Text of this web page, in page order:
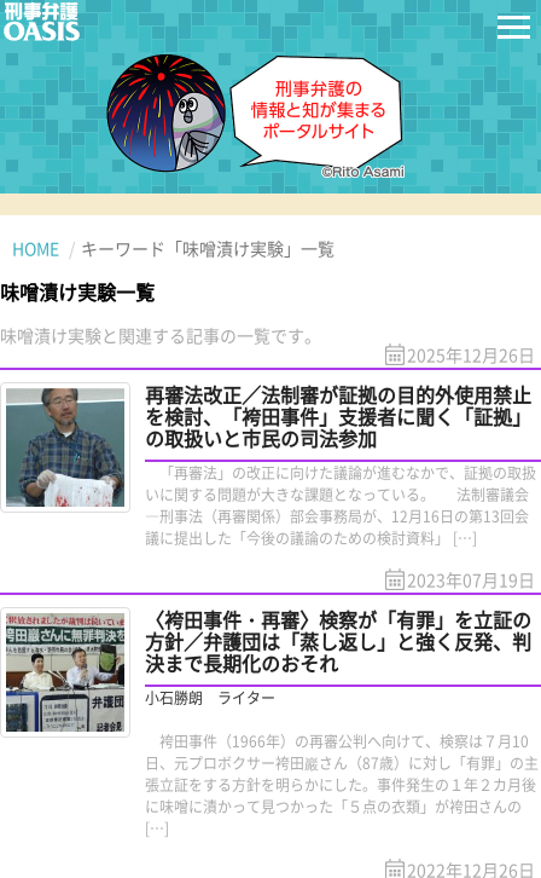
HOME キーワード「味噌漬け実験」一覧
味噌漬け実験一覧
味噌漬け実験と関連する記事の一覧です。
2025年12月26日
再審法改正／法制審が証拠の目的外使用禁止
を検討、「袴田事件」支援者に聞く「証拠」
の取扱いと市民の司法参加
「再審法」の改正に向けた議論が進むなかで、証拠の取扱
いに関する問題が大きな課題となっている。 法制審議会
―刑事法（再審関係）部会事務局が、12月16日の第13回会
議に提出した「今後の議論のための検討資料」 […]
2023年07月19日
〈袴田事件・再審〉検察が「有罪」を立証の
方針／弁護団は「蒸し返し」と強く反発、判
決まで長期化のおそれ
小石勝朗 ライター
袴田事件（1966年）の再審公判へ向けて、検察は７月10
日、元プロボクサー袴田巖さん（87歳）に対し「有罪」の主
張立証をする方針を明らかにした。事件発生の１年２カ月後
に味噌に漬かって見つかった「５点の衣類」が袴田さんの
[…]
2022年12月26日